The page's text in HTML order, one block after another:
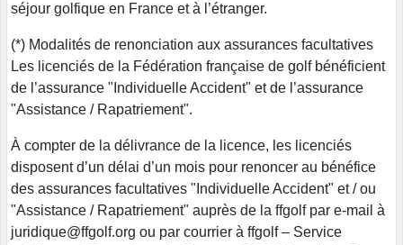
séjour golfique en France et à l’étranger.
(*) Modalités de renonciation aux assurances facultatives
Les licenciés de la Fédération française de golf bénéficient
de l’assurance "Individuelle Accident" et de l’assurance
"Assistance / Rapatriement".
À compter de la délivrance de la licence, les licenciés
disposent d’un délai d’un mois pour renoncer au bénéfice
des assurances facultatives "Individuelle Accident" et / ou
"Assistance / Rapatriement" auprès de la ffgolf par e-mail à
juridique@ffgolf.org ou par courrier à ffgolf – Service